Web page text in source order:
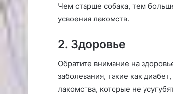
Чем старше собака, тем
усвоения лакомств.
2. Здоровье
Обратите внимание на
заболевания, такие как
лакомства, которые не